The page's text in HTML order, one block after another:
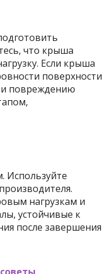
что крыша
Если крыша
поверхности
и повреждению
Используйте
нагрузкам и
устойчивые к
после завершения